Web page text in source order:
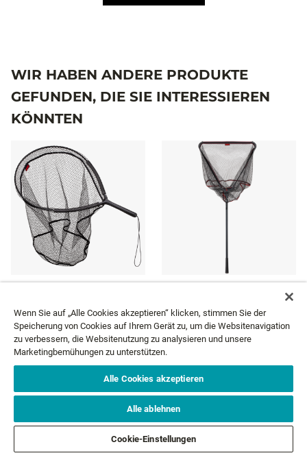
WIR HABEN ANDERE PRODUKTE
GEFUNDEN, DIE SIE INTERESSIEREN
KÖNNTEN
SINGLE HAND FLOATING
33,99 €
37,99 €
NEWSLETTER
Wenn Sie auf „Alle Cookies akzeptieren“ klicken, stimmen Sie der
Speicherung von Cookies auf Ihrem Gerät zu, um die Websitenavigation
zu verbessern, die Websitenutzung zu analysieren und unsere
Marketingbemühungen zu unterstützen.
Alle Cookies akzeptieren
Alle ablehnen
Cookie-Einstellungen